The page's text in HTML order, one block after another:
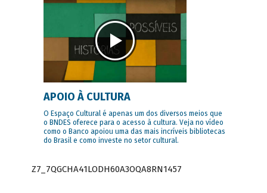
APOIO À CULTURA
O Espaço Cultural é apenas um dos diversos meios que
o BNDES oferece para o acesso à cultura. Veja no vídeo
como o Banco apoiou uma das mais incríveis bibliotecas
do Brasil e como investe no setor cultural.
Z7_7QGCHA41LODH60A3OQA8RN1457